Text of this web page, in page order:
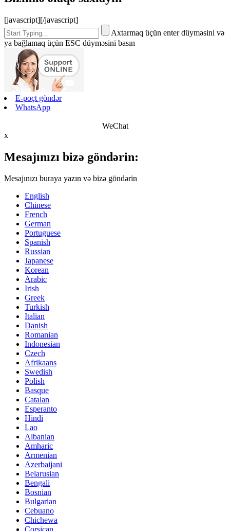
[javascript][/javascript]
Axtarmaq üçün enter düyməsini və
ya bağlamaq üçün ESC düyməsini basın
E-poçt göndər
WhatsApp
WeChat
x
Mesajınızı bizə göndərin:
Mesajınızı buraya yazın və bizə göndərin
English
Chinese
French
German
Portuguese
Spanish
Russian
Japanese
Korean
Arabic
Irish
Greek
Turkish
Italian
Danish
Romanian
Indonesian
Czech
Afrikaans
Swedish
Polish
Basque
Catalan
Esperanto
Hindi
Lao
Albanian
Amharic
Armenian
Azerbaijani
Belarusian
Bengali
Bosnian
Bulgarian
Cebuano
Chichewa